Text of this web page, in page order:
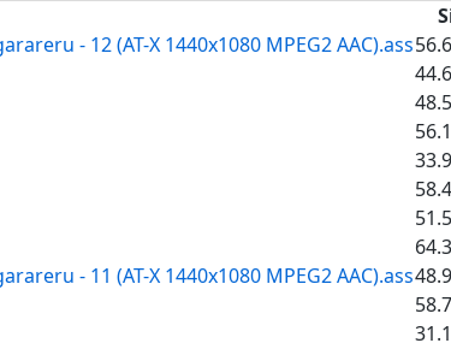
- 12 (AT-X 1440x1080 MPEG2 AAC).ass
- 11 (AT-X 1440x1080 MPEG2 AAC).ass